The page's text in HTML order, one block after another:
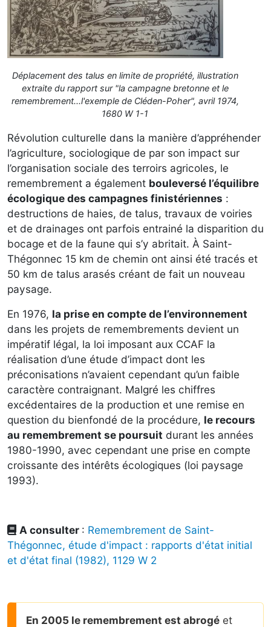
Déplacement des talus en limite de propriété, illustration
extraite du rapport sur "la campagne bretonne et le
remembrement...l'exemple de Cléden-Poher", avril 1974,
1680 W 1-1
Révolution culturelle dans la manière d’appréhender
l’agriculture, sociologique de par son impact sur
l’organisation sociale des terroirs agricoles, le
remembrement a également bouleversé l’équilibre
écologique des campagnes finistériennes :
destructions de haies, de talus, travaux de voiries
et de drainages ont parfois entrainé la disparition du
bocage et de la faune qui s’y abritait. À Saint-
Thégonnec 15 km de chemin ont ainsi été tracés et
50 km de talus arasés créant de fait un nouveau
paysage.
En 1976, la prise en compte de l’environnement
dans les projets de remembrements devient un
impératif légal, la loi imposant aux CCAF la
réalisation d’une étude d’impact dont les
préconisations n’avaient cependant qu’un faible
caractère contraignant. Malgré les chiffres
excédentaires de la production et une remise en
question du bienfondé de la procédure, le recours
au remembrement se poursuit durant les années
1980-1990, avec cependant une prise en compte
croissante des intérêts écologiques (loi paysage
1993).
A consulter : Remembrement de Saint-
Thégonnec, étude d'impact : rapports d'état initial
et d'état final (1982), 1129 W 2
En 2005 le remembrement est abrogé et